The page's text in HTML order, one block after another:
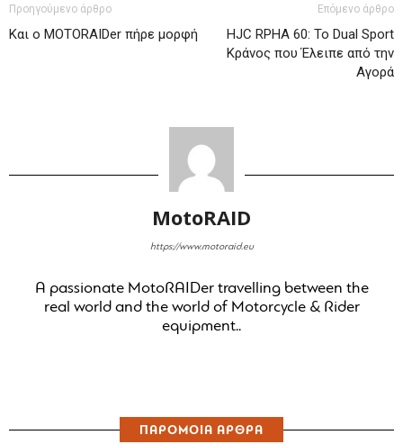
Προηγούμενο άρθρο
Και ο MOTORAIDer πήρε μορφή
Επόμενο άρθρο
HJC RPHA 60: Το Dual Sport
Κράνος που Έλειπε από την
Αγορά
MotoRAID
https://www.motoraid.eu
A passionate MotoRAIDer travelling between the
real world and the world of Motorcycle & Rider
equipment..
ΠΑΡΟΜΟΙΑ ΑΡΘΡΑ